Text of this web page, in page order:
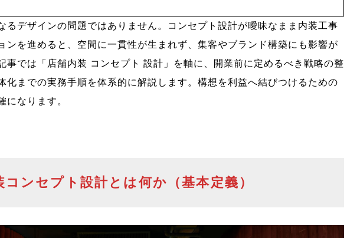
るデザインの問題ではありません。コンセプト設計が曖昧なまま内装工事
ンを進めると、空間に一貫性が生まれず、集客やブランド構築にも影響が
事では「店舗内装 コンセプト 設計」を軸に、開業前に定めるべき戦略の整
化までの実務手順を体系的に解説します。構想を利益へ結びつけるための
になります。
コンセプト設計とは何か（基本定義）